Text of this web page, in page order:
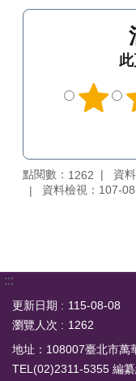
點閱數： 1262
資
資料檢視：107-
:::
更新日期
115-08-08
瀏覽人次
1262
地址：108007臺北市萬
TEL(02)2311-5355 編